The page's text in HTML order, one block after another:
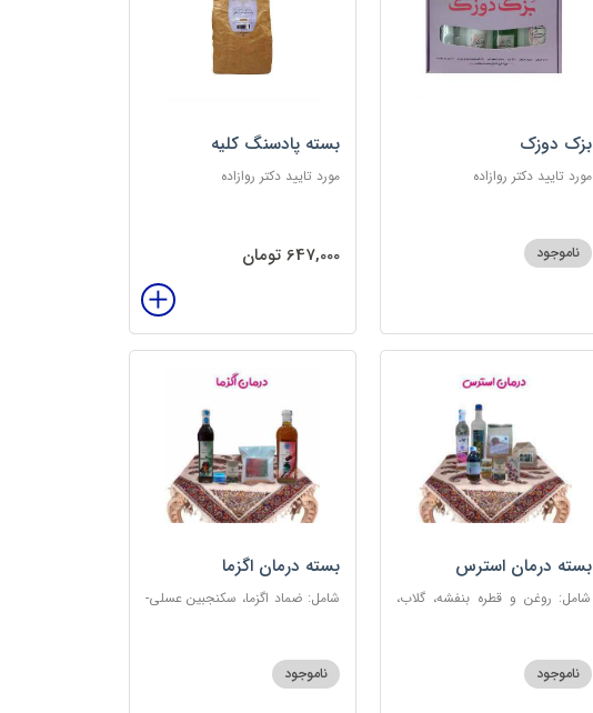
بزک دوزک
مورد تایید دکتر روازاده
ناموجود
بسته پادسنگ کلیه
مورد تایید دکتر روازاده
647,000 تومان
بسته درمان استرس
شامل: روغن و قطره بنفشه، گلاب،
گل، بهارنارنج، چای مبارک
ناموجود
بسته درمان اگزما
شامل: ضماد اگزما، سکنجبین عسلی-
110ناموجود